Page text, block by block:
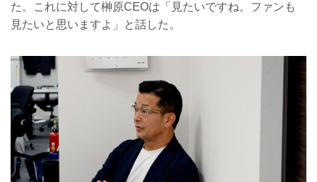
た。これに対して榊原CEOは「見たいですね。ファンも
見たいと思いますよ」と話した。